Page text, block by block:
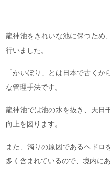
龍神池をきれいな池に保つため
行いました。
「かいぼり」とは日本で古く
な管理手法です。
龍神池では池の水を抜き、天日
向上を図ります。
また、濁りの原因であるヘドロ
多く含まれているので、境内に